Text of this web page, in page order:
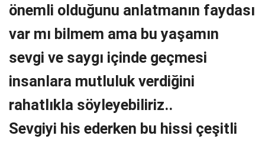
önemli olduğunu anlatmanın faydası
var mı bilmem ama bu yaşamın
sevgi ve saygı içinde geçmesi
insanlara mutluluk verdiğini
rahatlıkla söyleyebiliriz..
Sevgiyi his ederken bu hissi çeşitli